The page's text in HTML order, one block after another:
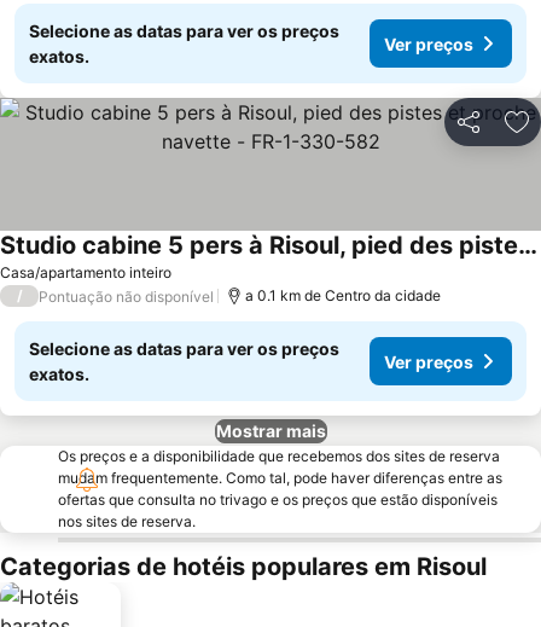
Selecione as datas para ver os preços
exatos.
Ver preços
Partilhar
Casa/apartamento inteiro
Studio cabine 5 pers à Risoul, pied des pistes et proche navette - FR-1-330-582
/ Pontuação não disponível a 0.1 km de Centro da cidade
Selecione as datas para ver os preços
exatos.
Ver preços
Mostrar mais
Os preços e a disponibilidade que recebemos dos sites de reserva
mudam frequentemente. Como tal, pode haver diferenças entre as
ofertas que consulta no trivago e os preços que estão disponíveis
nos sites de reserva.
Categorias de hotéis populares em Risoul